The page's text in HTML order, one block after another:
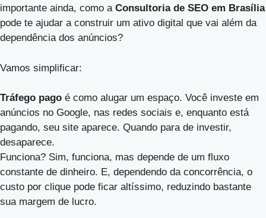
importante ainda, como a Consultoria de SEO em Brasília
pode te ajudar a construir um ativo digital que vai além da
dependência dos anúncios?
Vamos simplificar:
Tráfego pago é como alugar um espaço. Você investe em
anúncios no Google, nas redes sociais e, enquanto está
pagando, seu site aparece. Quando para de investir,
desaparece.
Funciona? Sim, funciona, mas depende de um fluxo
constante de dinheiro. E, dependendo da concorrência, o
custo por clique pode ficar altíssimo, reduzindo bastante
sua margem de lucro.